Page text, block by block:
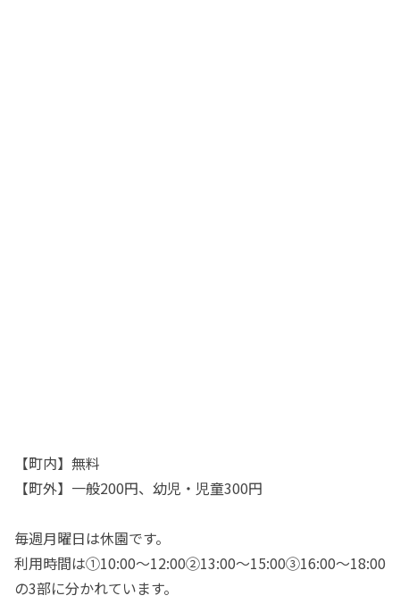
【町内】無料
【町外】一般200円、幼児・児童300円
毎週月曜日は休園です。
利用時間は①10:00〜12:00②13:00〜15:00③16:00〜18:00
の3部に分かれています。